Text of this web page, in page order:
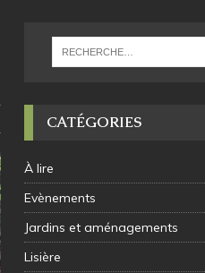
CATÉGORIES
À lire
Evènements
Jardins et aménagements
Lisière